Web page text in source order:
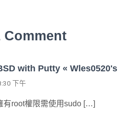
Comment
with Putty « Wles0520's
下午
有root權限需使用sudo […]